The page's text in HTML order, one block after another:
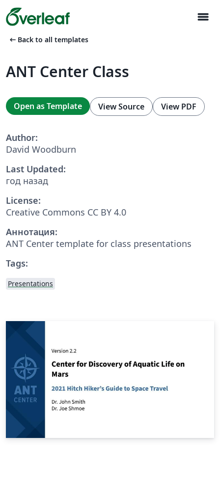
menu
arrow_left_alt Back to all templates
ANT Center Class
Open as Template View Source View PDF
Author:
David Woodburn
Last Updated:
год назад
License:
Creative Commons CC BY 4.0
Аннотация:
ANT Center template for class presentations
Tags:
Presentations